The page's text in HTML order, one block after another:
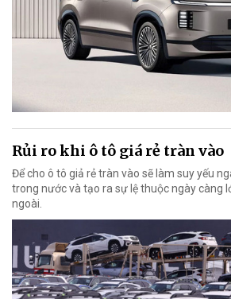
Rủi ro khi ô tô giá rẻ tràn vào
Để cho ô tô giả rẻ tràn vào sẽ làm suy yếu
trong nước và tạo ra sự lệ thuộc ngày càng
ngoài.